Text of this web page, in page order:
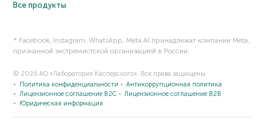
Все продукты
* Facebook, Instagram, WhatsApp, Meta AI принадлежат компании Meta,
признанной экстремистской организацией в России.
© 2026 АО «Лаборатория Касперского». Все права защищены.
Политика конфиденциальности
Антикоррупционная политика
Лицензионное соглашение B2C
Лицензионное соглашение B2B
Юридическая информация